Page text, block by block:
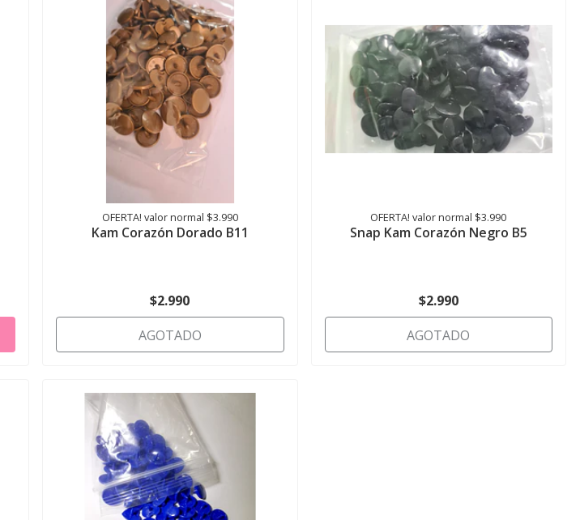
OFERTA! valor normal $3.990
Kam Corazón Dorado B11
$2.990
AGOTADO
OFERTA! valor normal $3.990
Snap Kam Corazón Negro B5
$2.990
AGOTADO